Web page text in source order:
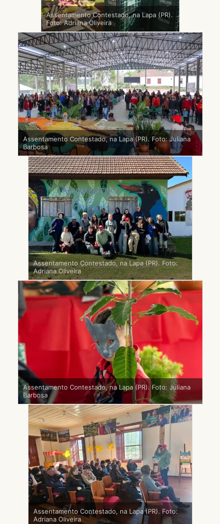
Assentamento Contestado, na Lapa (PR).
Foto: Adriana Oliveira
Assentamento Contestado, na Lapa (PR). Foto: Juliana
Barbosa
Assentamento Contestado, na Lapa (PR). Foto:
Adriana Oliveira
Assentamento Contestado, na Lapa (PR). Foto: Juliana
Barbosa
Assentamento Contestado, na Lapa (PR). Foto:
Adriana Oliveira